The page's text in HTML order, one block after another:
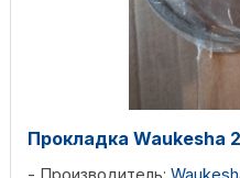
Прокладка Waukesha
Производитель: